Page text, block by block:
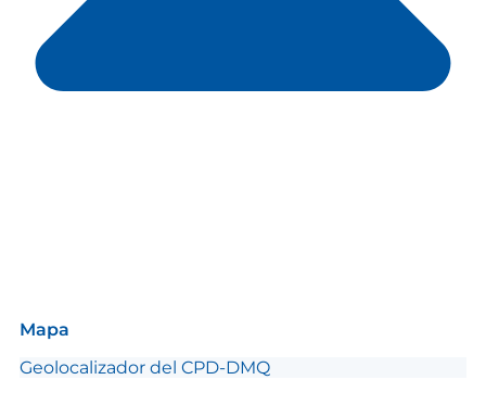
Mapa
Geolocalizador del CPD-DMQ